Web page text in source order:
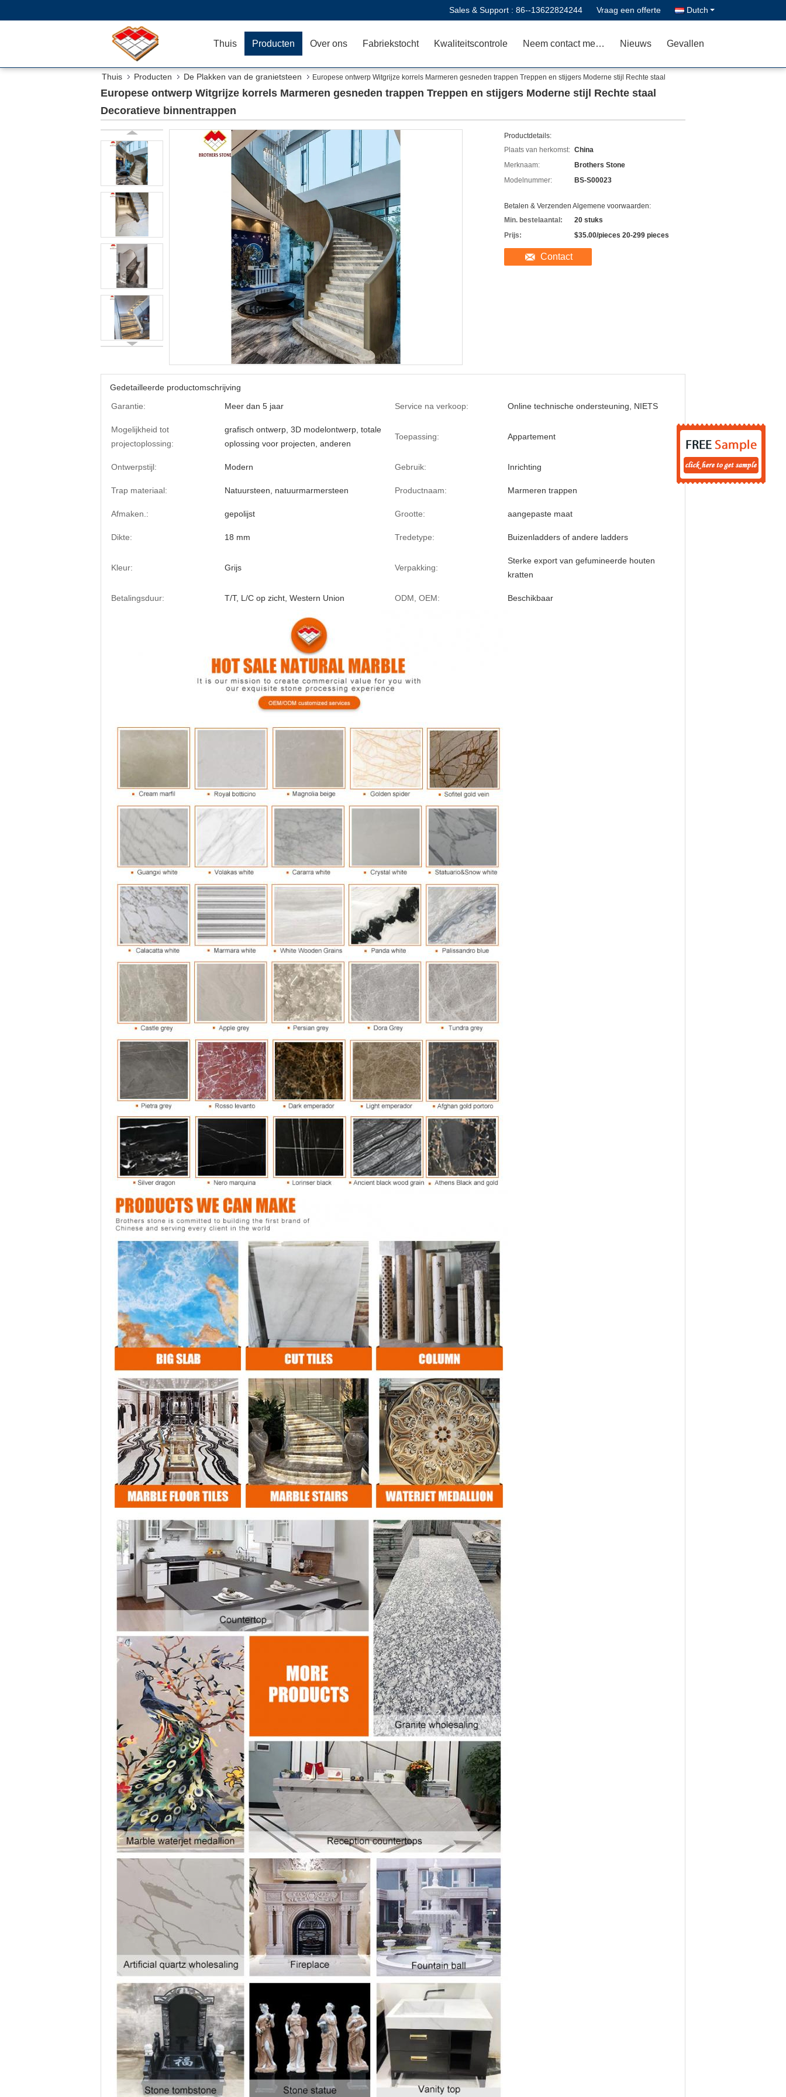
Laat een bericht achter
We bellen je snel terug!
VERZENDEN
Sales & Support : 86--13622824244 Vraag een offerte Dutch
Thuis Producten Over ons Fabriekstocht Kwaliteitscontrole Neem contact met ons op Nieuws Gevallen
Thuis Producten De Plakken van de granietsteen
Europese ontwerp Witgrijze korrels Marmeren gesneden trappen Treppen en stijgers Moderne stijl Rechte staal
Decoratieve binnentrappen
Europese ontwerp Witgrijze korrels Marmeren gesneden trappen Treppen en stijgers Moderne stijl Rechte staal
Decoratieve binnentrappen
Productdetails:
Plaats van herkomst: China
Merknaam:
Brothers Stone
Modelnummer:
BS-S00023
Betalen & Verzenden Algemene voorwaarden:
Min. bestelaantal:
20 stuks
Prijs:
$35.00/pieces 20-299 pieces
Contact
Gedetailleerde productomschrijving
Garantie:
Meer dan 5 jaar Service na verkoop: Online technische ondersteuning, NIETS
Mogelijkheid tot
projectoplossing:
grafisch ontwerp, 3D modelontwerp, totale
oplossing voor projecten, anderen
Toepassing: Appartement
Ontwerpstijl: Modern Gebruik: Inrichting
Trap materiaal: Natuursteen, natuurmarmersteen Productnaam: Marmeren trappen
Afmaken.: gepolijst Grootte: aangepaste maat
Dikte: 18 mm Tredetype: Buizenladders of andere ladders
Kleur: Grijs Verpakking:
Sterke export van gefumineerde houten
kratten
Betalingsduur: T/T, L/C op zicht, Western Union ODM, OEM: Beschikbaar